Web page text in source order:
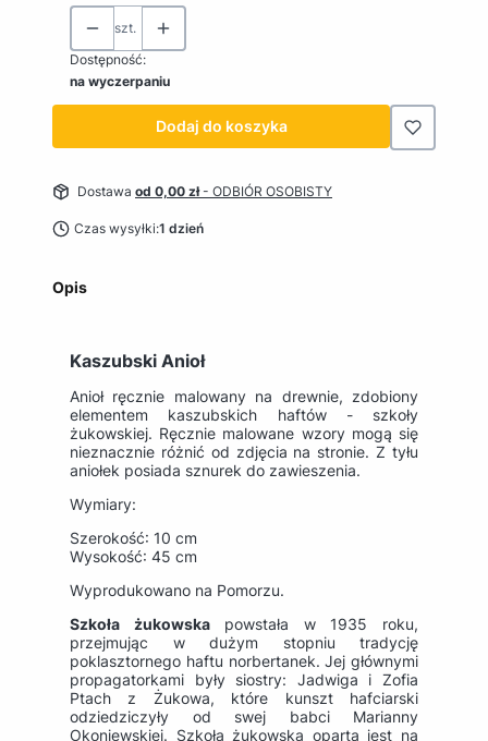
szt.
Dostępność:
na wyczerpaniu
Dodaj do koszyka
Dostawa od 0,00 zł- ODBIÓR OSOBISTY
Czas wysyłki:1 dzień
Opis
Kaszubski Anioł
Anioł ręcznie malowany na drewnie, zdobiony
elementem kaszubskich haftów - szkoły
żukowskiej. Ręcznie malowane wzory mogą się
nieznacznie różnić od zdjęcia na stronie. Z tyłu
aniołek posiada sznurek do zawieszenia.
Wymiary:
Szerokość: 10 cm
Wysokość: 45 cm
Wyprodukowano na Pomorzu.
Szkoła żukowskapowstała w 1935 roku,
przejmując w dużym stopniu tradycję
poklasztornego haftu norbertanek. Jej głównymi
propagatorkami były siostry: Jadwiga i Zofia
Ptach z Żukowa, które kunszt hafciarski
odziedziczyły od swej babci Marianny
Okoniewskiej. Szkoła żukowska oparta jest na